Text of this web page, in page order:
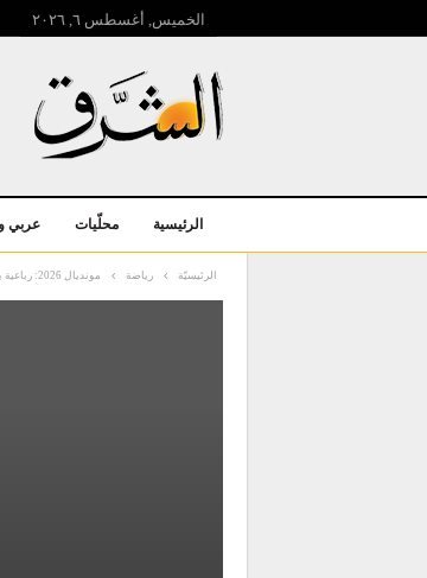
الخميس, أغسطس ٦, ۲۰۲٦
الرئيسية محلّيات عربي
الرئيسيّة رياضة مونديال 2026: رباعية بلجيكا أخرجت الولايات المتحدة وإسبانيا تقصي البرتغال من ثمن النهائي